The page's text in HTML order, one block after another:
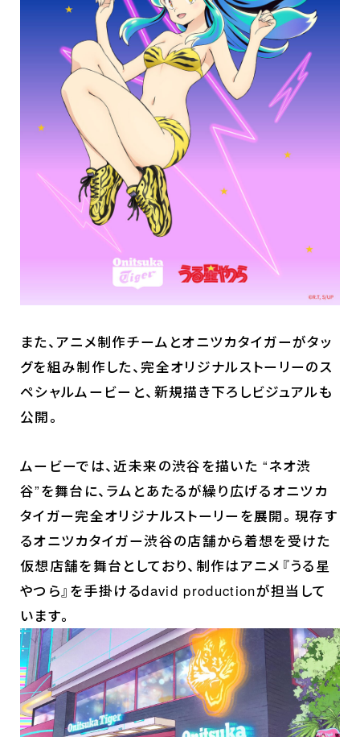
また、アニメ制作チームとオニツカタイガーがタッ
グを組み制作した、完全オリジナルストーリーのス
ペシャルムービーと、新規描き下ろしビジュアルも
公開。
ムービーでは、近未来の渋谷を描いた “ネオ渋
谷”を舞台に、ラムとあたるが繰り広げるオニツカ
タイガー完全オリジナルストーリーを展開。現存す
るオニツカタイガー渋谷の店舗から着想を受けた
仮想店舗を舞台としており、制作はアニメ『うる星
やつら』を手掛けるdavid productionが担当して
います。